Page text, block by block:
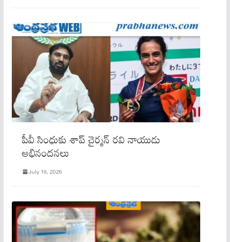
పీవీ సింధుకు శాప్ చైర్మన్ రవి నాయుడు
అభినందనలు
July 19, 2026